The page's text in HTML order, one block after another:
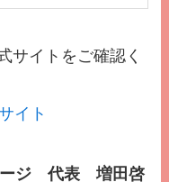
サイトをご確認く
イト
ージ 代表 増田啓